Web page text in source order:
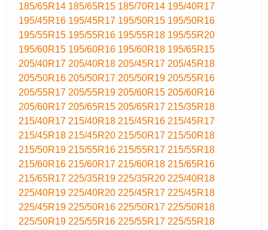
185/65R14 185/65R15 185/70R14 195/40R17
195/45R16 195/45R17 195/50R15 195/50R16
195/55R15 195/55R16 195/55R18 195/55R20
195/60R15 195/60R16 195/60R18 195/65R15
205/40R17 205/40R18 205/45R17 205/45R18
205/50R16 205/50R17 205/50R19 205/55R16
205/55R17 205/55R19 205/60R15 205/60R16
205/60R17 205/65R15 205/65R17 215/35R18
215/40R17 215/40R18 215/45R16 215/45R17
215/45R18 215/45R20 215/50R17 215/50R18
215/50R19 215/55R16 215/55R17 215/55R18
215/60R16 215/60R17 215/60R18 215/65R16
215/65R17 225/35R19 225/35R20 225/40R18
225/40R19 225/40R20 225/45R17 225/45R18
225/45R19 225/50R16 225/50R17 225/50R18
225/50R19 225/55R16 225/55R17 225/55R18